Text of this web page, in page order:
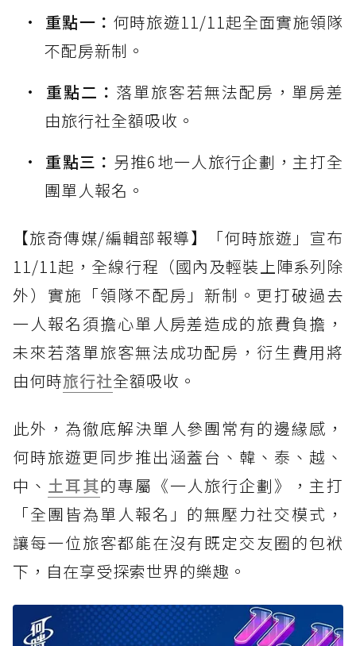
重點一： 何時旅遊11/11起全面實施領隊
不配房新制。
重點二： 落單旅客若無法配房，單房差
由旅行社全額吸收。
重點三： 另推6地一人旅行企劃，主打全
團單人報名。
【旅奇傳媒/編輯部報導】「何時旅遊」宣布
11/11起，全線行程（國內及輕裝上陣系列除
外）實施「領隊不配房」新制。更打破過去
一人報名須擔心單人房差造成的旅費負擔，
未來若落單旅客無法成功配房，衍生費用將
由何時旅行社全額吸收。
此外，為徹底解決單人參團常有的邊緣感，
何時旅遊更同步推出涵蓋台、韓、泰、越、
中、 土耳其的專屬《一人旅行企劃》，主打
「全團皆為單人報名」的無壓力社交模式，
讓每一位旅客都能在沒有既定交友圈的包袱
下，自在享受探索世界的樂趣。